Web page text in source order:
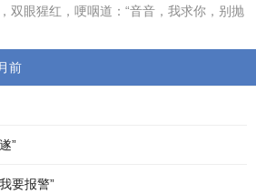
双眼猩红，哽咽道：“音音，我求你，别抛
前
”
要报警”